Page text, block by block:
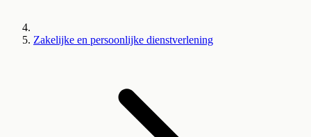
Zakelijke en persoonlijke dienstverlening